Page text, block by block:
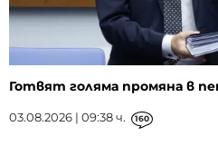
Готвят голяма промяна в
03.08.2026 | 09:38 ч. 160